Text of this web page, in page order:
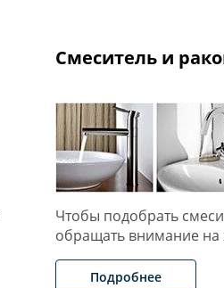
Смеситель и
Чтобы подобрать
обращать внимание на
Подробнее